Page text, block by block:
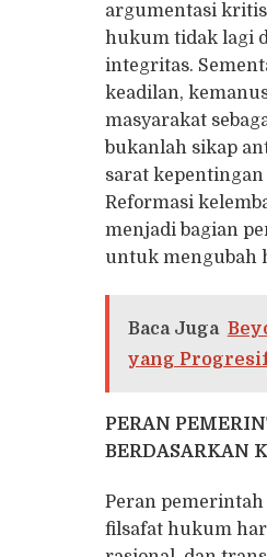
argumentasi
hukum tidak lagi
integritas.
keadilan,
masyarakat
bukanlah sikap
sarat
Reformasi
menjadi bagian
untuk mengubah
Baca Juga
yang
PERAN
BERDASARKAN
Peran
filsafat hukum